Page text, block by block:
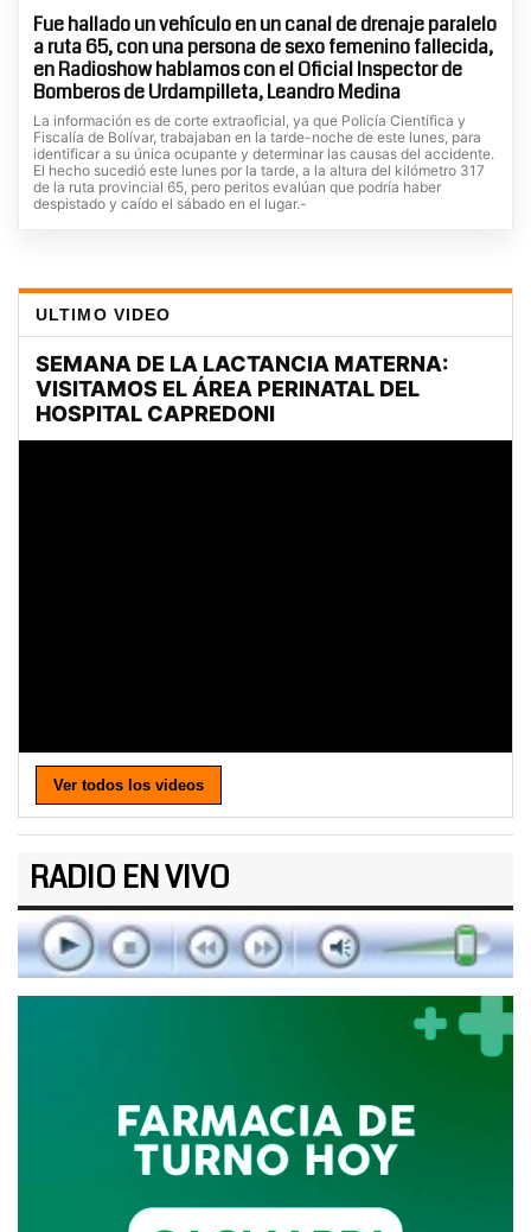
Fue hallado un vehículo en un canal de drenaje paralelo
a ruta 65, con una persona de sexo femenino fallecida,
en Radioshow hablamos con el Oficial Inspector de
Bomberos de Urdampilleta, Leandro Medina
La información es de corte extraoficial, ya que Policía Científica y
Fiscalía de Bolívar, trabajaban en la tarde-noche de este lunes, para
identificar a su única ocupante y determinar las causas del accidente.
El hecho sucedió este lunes por la tarde, a la altura del kilómetro 317
de la ruta provincial 65, pero peritos evalúan que podría haber
despistado y caído el sábado en el lugar.-
ULTIMO VIDEO
Ver todos los videos
RADIO EN VIVO